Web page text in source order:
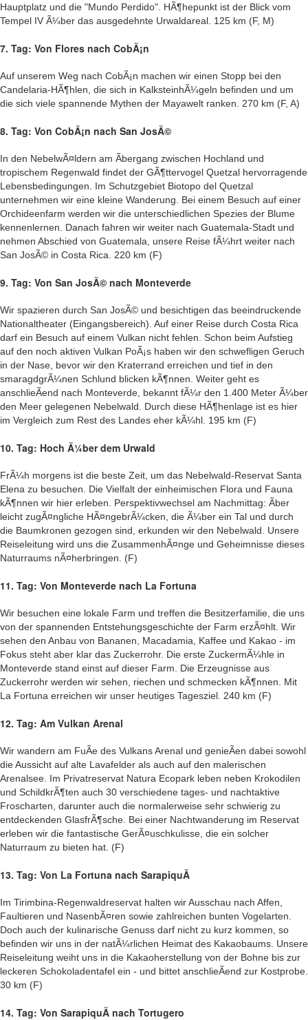
Hauptplatz und die "Mundo Perdido". HÃ¶hepunkt ist der Blick vom
Tempel IV Ã¼ber das ausgedehnte Urwaldareal. 125 km (F, M)
7. Tag: Von Flores nach CobÃ¡n
Auf unserem Weg nach CobÃ¡n machen wir einen Stopp bei den
Candelaria-HÃ¶hlen, die sich in KalksteinhÃ¼geln befinden und um
die sich viele spannende Mythen der Mayawelt ranken. 270 km (F, A)
8. Tag: Von CobÃ¡n nach San JosÃ©
In den NebelwÃ¤ldern am Ãbergang zwischen Hochland und
tropischem Regenwald findet der GÃ¶ttervogel Quetzal hervorragende
Lebensbedingungen. Im Schutzgebiet Biotopo del Quetzal
unternehmen wir eine kleine Wanderung. Bei einem Besuch auf einer
Orchideenfarm werden wir die unterschiedlichen Spezies der Blume
kennenlernen. Danach fahren wir weiter nach Guatemala-Stadt und
nehmen Abschied von Guatemala, unsere Reise fÃ¼hrt weiter nach
San JosÃ© in Costa Rica. 220 km (F)
9. Tag: Von San JosÃ© nach Monteverde
Wir spazieren durch San JosÃ© und besichtigen das beeindruckende
Nationaltheater (Eingangsbereich). Auf einer Reise durch Costa Rica
darf ein Besuch auf einem Vulkan nicht fehlen. Schon beim Aufstieg
auf den noch aktiven Vulkan PoÃ¡s haben wir den schwefligen Geruch
in der Nase, bevor wir den Kraterrand erreichen und tief in den
smaragdgrÃ¼nen Schlund blicken kÃ¶nnen. Weiter geht es
anschlieÃend nach Monteverde, bekannt fÃ¼r den 1.400 Meter Ã¼ber
den Meer gelegenen Nebelwald. Durch diese HÃ¶henlage ist es hier
im Vergleich zum Rest des Landes eher kÃ¼hl. 195 km (F)
10. Tag: Hoch Ã¼ber dem Urwald
FrÃ¼h morgens ist die beste Zeit, um das Nebelwald-Reservat Santa
Elena zu besuchen. Die Vielfalt der einheimischen Flora und Fauna
kÃ¶nnen wir hier erleben. Perspektivwechsel am Nachmittag: Ãber
leicht zugÃ¤ngliche HÃ¤ngebrÃ¼cken, die Ã¼ber ein Tal und durch
die Baumkronen gezogen sind, erkunden wir den Nebelwald. Unsere
Reiseleitung wird uns die ZusammenhÃ¤nge und Geheimnisse dieses
Naturraums nÃ¤herbringen. (F)
11. Tag: Von Monteverde nach La Fortuna
Wir besuchen eine lokale Farm und treffen die Besitzerfamilie, die uns
von der spannenden Entstehungsgeschichte der Farm erzÃ¤hlt. Wir
sehen den Anbau von Bananen, Macadamia, Kaffee und Kakao - im
Fokus steht aber klar das Zuckerrohr. Die erste ZuckermÃ¼hle in
Monteverde stand einst auf dieser Farm. Die Erzeugnisse aus
Zuckerrohr werden wir sehen, riechen und schmecken kÃ¶nnen. Mit
La Fortuna erreichen wir unser heutiges Tagesziel. 240 km (F)
12. Tag: Am Vulkan Arenal
Wir wandern am FuÃe des Vulkans Arenal und genieÃen dabei sowohl
die Aussicht auf alte Lavafelder als auch auf den malerischen
Arenalsee. Im Privatreservat Natura Ecopark leben neben Krokodilen
und SchildkrÃ¶ten auch 30 verschiedene tages- und nachtaktive
Froscharten, darunter auch die normalerweise sehr schwierig zu
entdeckenden GlasfrÃ¶sche. Bei einer Nachtwanderung im Reservat
erleben wir die fantastische GerÃ¤uschkulisse, die ein solcher
Naturraum zu bieten hat. (F)
13. Tag: Von La Fortuna nach SarapiquÃ­
Im Tirimbina-Regenwaldreservat halten wir Ausschau nach Affen,
Faultieren und NasenbÃ¤ren sowie zahlreichen bunten Vogelarten.
Doch auch der kulinarische Genuss darf nicht zu kurz kommen, so
befinden wir uns in der natÃ¼rlichen Heimat des Kakaobaums. Unsere
Reiseleitung weiht uns in die Kakaoherstellung von der Bohne bis zur
leckeren Schokoladentafel ein - und bittet anschlieÃend zur Kostprobe.
30 km (F)
14. Tag: Von SarapiquÃ­ nach Tortugero